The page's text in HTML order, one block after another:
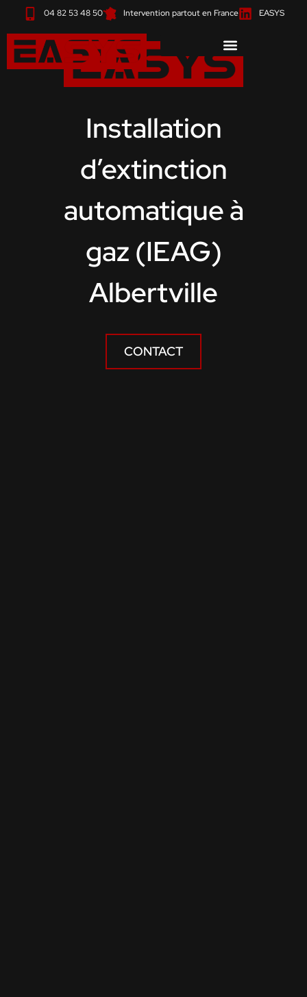
contenu
04 82 53 48 50 Intervention partout en France EASYS
Installation
d’extinction
automatique à
gaz (IEAG)
Albertville
CONTACT